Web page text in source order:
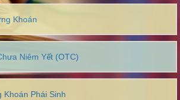
Khoán
Niêm Yết (OTC)
Khoán Phái Sinh